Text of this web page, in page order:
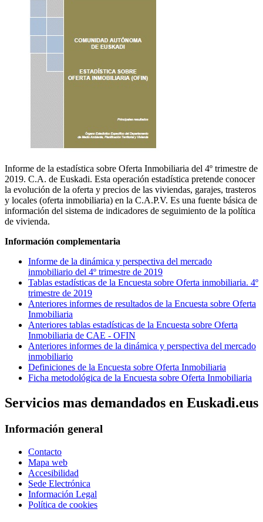
Informe de la estadística sobre Oferta Inmobiliaria del 4º trimestre de
2019. C.A. de Euskadi. Esta operación estadística pretende conocer
la evolución de la oferta y precios de las viviendas, garajes, trasteros
y locales (oferta inmobiliaria) en la C.A.P.V. Es una fuente básica de
información del sistema de indicadores de seguimiento de la política
de vivienda.
Información complementaria
Informe de la dinámica y perspectiva del mercado
inmobiliario del 4º trimestre de 2019
Tablas estadísticas de la Encuesta sobre Oferta inmobiliaria. 4º
trimestre de 2019
Anteriores informes de resultados de la Encuesta sobre Oferta
Inmobiliaria
Anteriores tablas estadísticas de la Encuesta sobre Oferta
Inmobiliaria de CAE - OFIN
Anteriores informes de la dinámica y perspectiva del mercado
inmobiliario
Definiciones de la Encuesta sobre Oferta Inmobiliaria
Ficha metodológica de la Encuesta sobre Oferta Inmobiliaria
Servicios mas demandados en Euskadi.eus
Información general
Contacto
Mapa web
Accesibilidad
Sede Electrónica
Información Legal
Política de cookies